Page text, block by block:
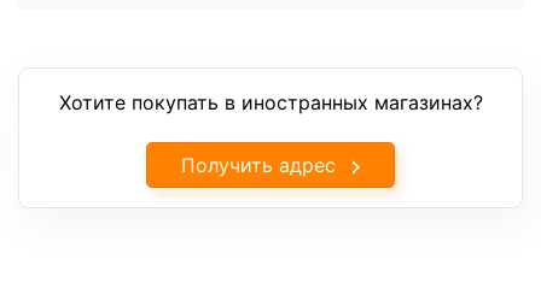
Хотите покупать в иностранных магазинах?
Получить адрес